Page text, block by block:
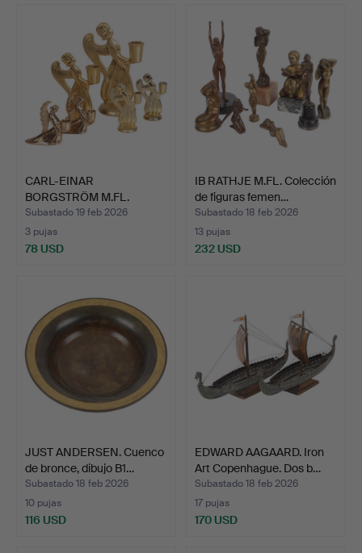
CARL-EINAR
BORGSTRÖM M.FL.
Skultuna e Hylt…
Subastado 19 feb 2026
3 pujas
78 USD
IB RATHJE M.FL. Colección
de figuras femen…
Subastado 18 feb 2026
13 pujas
232 USD
JUST ANDERSEN. Cuenco
de bronce, dibujo B1…
Subastado 18 feb 2026
10 pujas
116 USD
EDWARD AAGAARD. Iron
Art Copenhague. Dos b…
Subastado 18 feb 2026
17 pujas
170 USD